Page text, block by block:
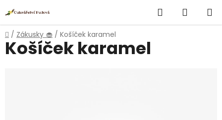
na
obsah
Hledat
KOŠÍK
Domů
/ Zákusky 🧁 / Košíček karamel
Košíček karamel